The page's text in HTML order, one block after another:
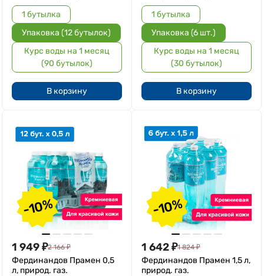
1 бутылка
Упаковка (12 бутылок)
Курс воды на 1 месяц
(90 бутылок)
В корзину
1 бутылка
Упаковка (6 шт.)
Курс воды на 1 месяц
(30 бутылок)
В корзину
-10%
1 949₽2 166 ₽
Фердинандов Прамен 0,5
л, природ. газ.
-10%
1 642₽1 824 ₽
Фердинандов Прамен 1,5 л,
природ. газ.